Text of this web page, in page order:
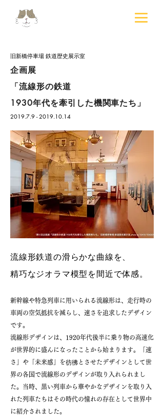
旧新橋停車場 鉄道歴史展示室
企画展
「流線形の鉄道
1930年代を牽引した機関車たち」
2019.7.9 - 2019.10.14
流線形鉄道の滑らかな曲線を、
精巧なジオラマ模型を間近で体感。
新幹線や特急列車に用いられる流線形は、走行時の
車両の空気抵抗を減らし、速さを追求したデザイン
です。
流線形デザインは、1920年代後半に乗り物の高速化
が世界的に盛んになったことから始まります。「速
さ」や「未来感」を彷彿とさせたデザインとして世
界の各国で流線形のデザインが取り入れられまし
た。当時、黒い列車から華やかなデザインを取り入
れた列車たちはその時代の憧れの存在として世界中
に紹介されました。